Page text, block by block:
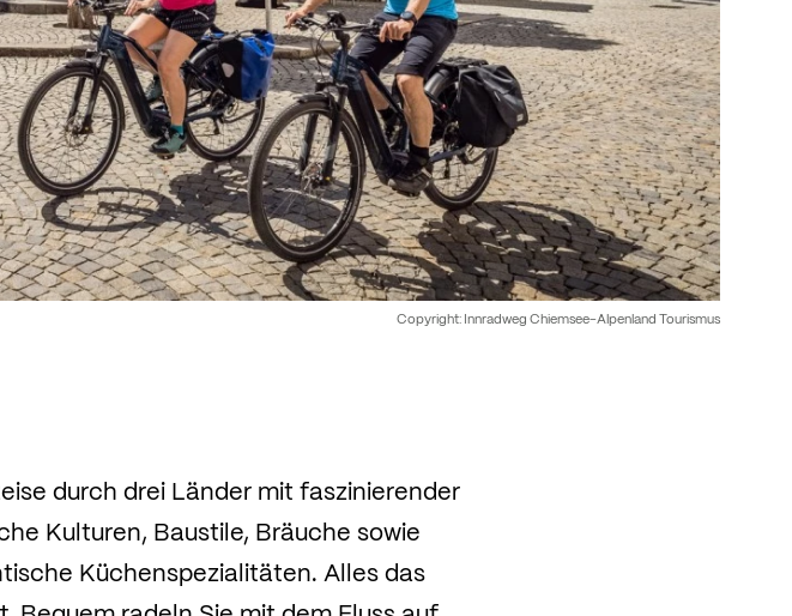
Copyright: Innradweg Chiemsee-Alpenland Tourismus
durch drei Länder mit faszinierender
Kulturen, Baustile, Bräuche sowie
Küchenspezialitäten. Alles das